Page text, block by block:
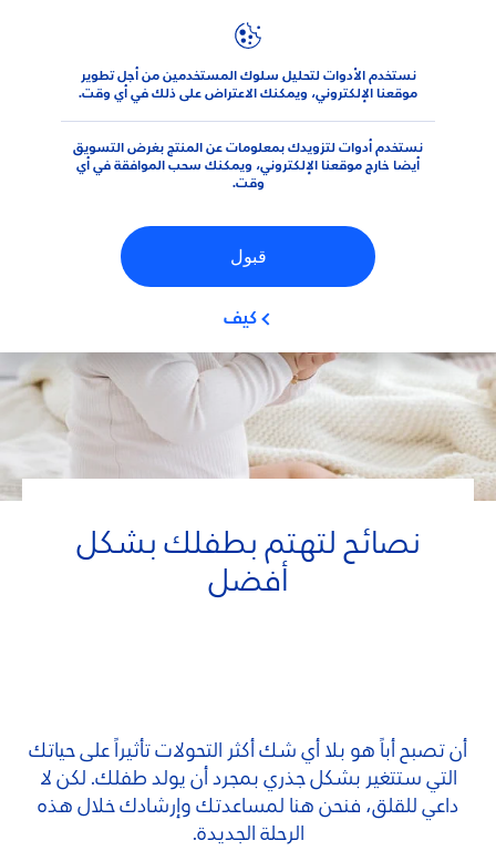
نستخدم الأدوات لتحليل سلوك المستخدمين من أجل تطوير
موقعنا الإلكتروني، ويمكنك الاعتراض على ذلك في أي وقت.
نستخدم أدوات لتزويدك بمعلومات عن المنتج بغرض التسويق
أيضا خارج موقعنا الإلكتروني، ويمكنك سحب الموافقة في أي
وقت.
قبول
كيف
نصائح العناية بالطفل نصائح لتهتم بطفلك بشكل أفضل
نصائح لتهتم بطفلك بشكل
أفضل
أن تصبح أباً هو بلا أي شك أكثر التحولات تأثيراً على حياتك
التي ستتغير بشكل جذري بمجرد أن يولد طفلك. لكن لا
داعي للقلق، فنحن هنا لمساعدتك وإرشادك خلال هذه
الرحلة الجديدة.